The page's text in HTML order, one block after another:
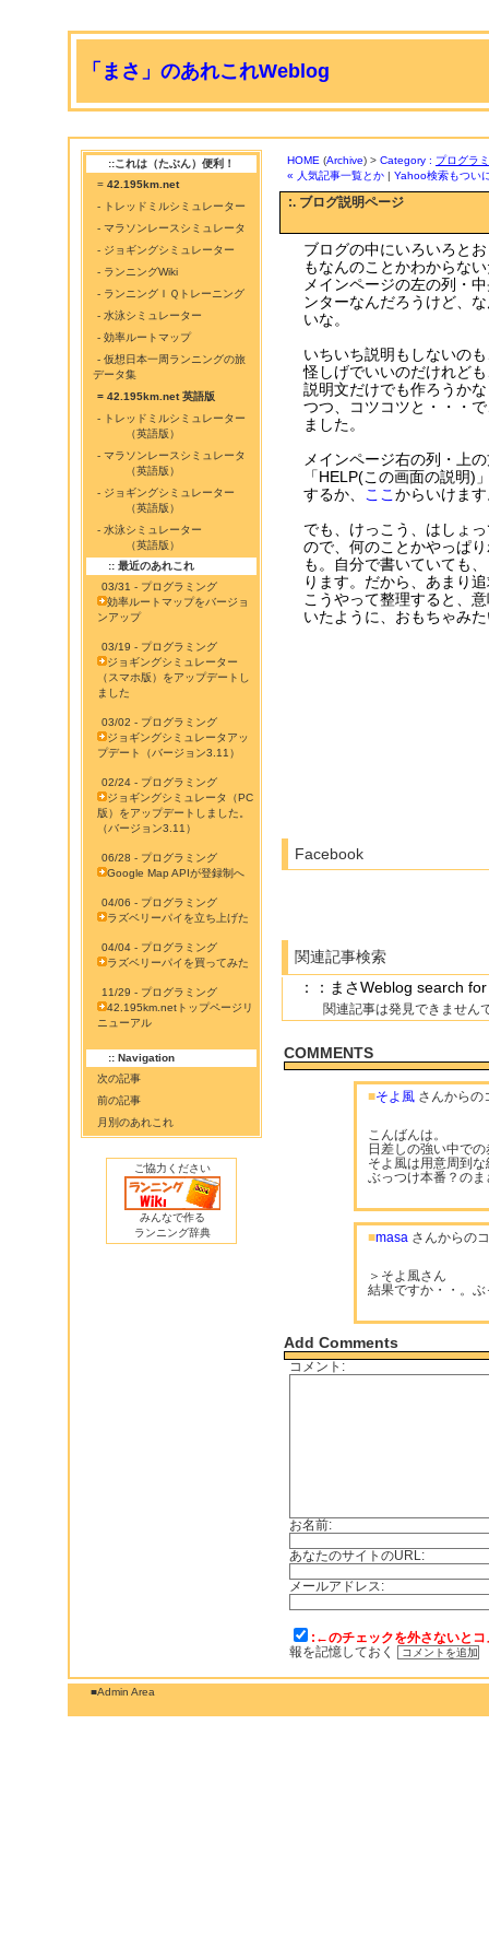
「まさ」のあれこれWeblog
::これは（たぶん）便利！
= 42.195km.net
- トレッドミルシミュレーター
- マラソンレースシミュレータ
- ジョギングシミュレーター
- ランニングWiki
- ランニングＩＱトレーニング
- 水泳シミュレーター
- 効率ルートマップ
- 仮想日本一周ランニングの旅
データ集
= 42.195km.net 英語版
- トレッドミルシミュレーター
（英語版）
- マラソンレースシミュレータ
（英語版）
- ジョギングシミュレーター
（英語版）
- 水泳シミュレーター
（英語版）
:: 最近のあれこれ
03/31 - プログラミング
効率ルートマップをバージョ
ンアップ
03/19 - プログラミング
ジョギングシミュレーター
（スマホ版）をアップデートし
ました
03/02 - プログラミング
ジョギングシミュレータアッ
プデート（バージョン3.11）
02/24 - プログラミング
ジョギングシミュレータ（PC
版）をアップデートしました。
（バージョン3.11）
06/28 - プログラミング
Google Map APIが登録制へ
04/06 - プログラミング
ラズベリーパイを立ち上げた
04/04 - プログラミング
ラズベリーパイを買ってみた
11/29 - プログラミング
42.195km.netトップページリ
ニューアル
:: Navigation
次の記事
前の記事
月別のあれこれ
ご協力ください
みんなで作る
ランニング辞典
HOME (Archive) > Category : プログラ
« 人気記事一覧とか | Yahoo検索もつい
:. ブログ説明ページ
ブログの中にいろいろと
もなんのことかわからな
メインページの左の列・
ンターなんだろうけど、
いな。
いちいち説明もしないの
怪しげでいいのだけれど
説明文だけでも作ろうか
つつ、コツコツと・・・
ました。
メインページ右の列・上
「HELP(この画面の説明)
するか、
ここ からいけま
でも、けっこう、はしょ
ので、何のことかやっぱ
も。自分で書いていても
ります。だから、あまり
こうやって整理すると、
いたように、おもちゃみ
Facebook
関連記事検索
：：まさWeblog search
関連記事は発見できません
COMMENTS
■そよ風 さんからの
こんばんは。
日差しの強い中で
そよ風は用意周到
ぶっつけ本番？の
■masa さんからの
＞そよ風さん
結果ですか・・。
Add Comments
コメント:
お名前:
あなたのサイトのURL:
メールアドレス:
:←のチェックを外さないと
報を記憶しておく
■Admin Area